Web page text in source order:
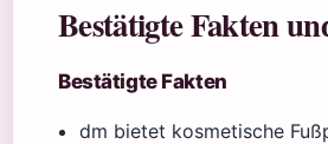
Bestätigte Fakten
Bestätigte Fakten
dm bietet kosmetische